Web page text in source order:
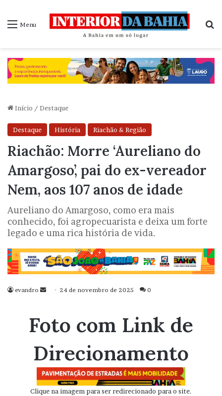
Menu
Início / Destaque
Destaque História Riachão & Região
Riachão: Morre ‘Aureliano do
Amargoso’, pai do ex-vereador
Nem, aos 107 anos de idade
Aureliano do Amargoso, como era mais
conhecido, foi agropecuarista e deixa um forte
legado e uma rica história de vida.
evandro
Mande
mail
24 de novembro de 2025 0
Foto com Link de
Direcionamento
Clique na imagem para ser redirecionado para o site.